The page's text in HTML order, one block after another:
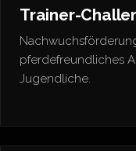
Trainer-
pferdefreundliches
Jugendliche.